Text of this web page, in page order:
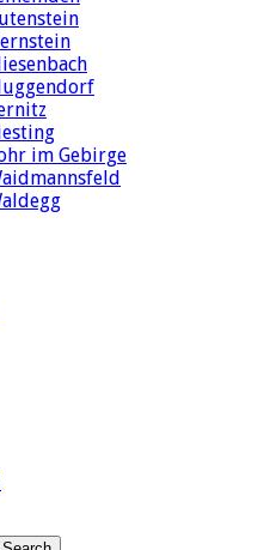
im Gebirge